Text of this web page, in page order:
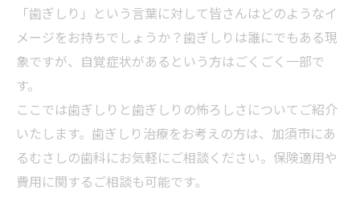
「歯ぎしり」という言葉に対して皆さんはどのようなイ
メージをお持ちでしょうか？歯ぎしりは誰にでもある現
象ですが、自覚症状があるという方はごくごく一部で
す。
ここでは歯ぎしりと歯ぎしりの怖ろしさについてご紹介
いたします。歯ぎしり治療をお考えの方は、加須市にあ
るむさしの歯科にお気軽にご相談ください。保険適用や
費用に関するご相談も可能です。